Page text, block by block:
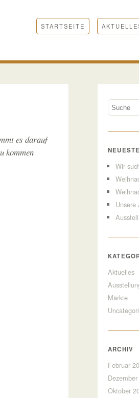
STARTSEITE
es darauf
kommen
Wir
Unsere
Aktuelles
Märkte
ARCHIV
Februar
Oktober